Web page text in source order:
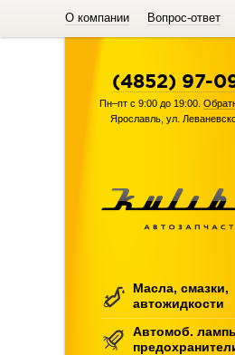
О компании Вопрос-ответ
(4852) 97-
Пн–пт с 9:00 до 19:00.
Ярославль ул.
Масла, смазки,
автожидкости
Автомоб.